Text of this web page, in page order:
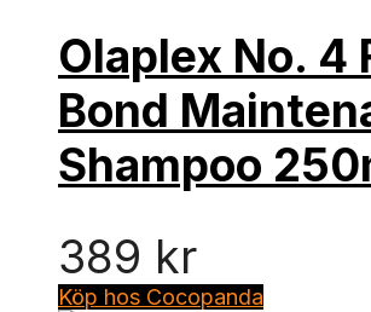
Olaplex No. 4
Bond
Shampoo
389 kr
Köp hos Cocopanda